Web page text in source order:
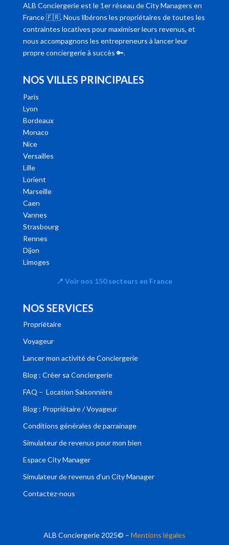
ALB Conciergerie est le 1er réseau de City Managers en
France 🇫🇷. Nous libérons les propriétaires de toutes les
contraintes locatives pour maximiser leurs revenus, et
nous accompagnons les entrepreneurs à lancer leur
propre conciergerie à succès 🔑.
NOS VILLES PRINCIPALES
Paris
Lyon
Bordeaux
Monaco
Nice
Versailles
Lille
Lorient
Marseille
Caen
Vannes
Strasbourg
Rennes
Dijon
Limoges
📍Voir nos 150 secteurs en France
NOS SERVICES
Propriétaire
Voyageur
Lancer mon activité de Conciergerie
Blog : Créer sa Conciergerie
FAQ – Location Saisonnière
Blog : Propriétaire / Voyageur
Conditions générales de parrainage
Simulateur de revenus pour mon bien
Espace City Manager
Simulateur de revenus d’un City Manager
Contactez-nous
ALB Conciergerie 2025© – Mentions légales